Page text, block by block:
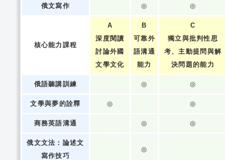
俄文寫作 ◎ ◎
核心能力課程
A
深度閱讀
討論外國
文學文化
B
可靠外
語溝通
能力
C
獨立與批判性思
考、主動提問與解
決問題的能力
俄語聽講訓練 ◎ ◎
文學與夢的詮釋 ◎ ◎
商務英語溝通 ◎ ◎
俄文文法：論述文
寫作技巧
◎